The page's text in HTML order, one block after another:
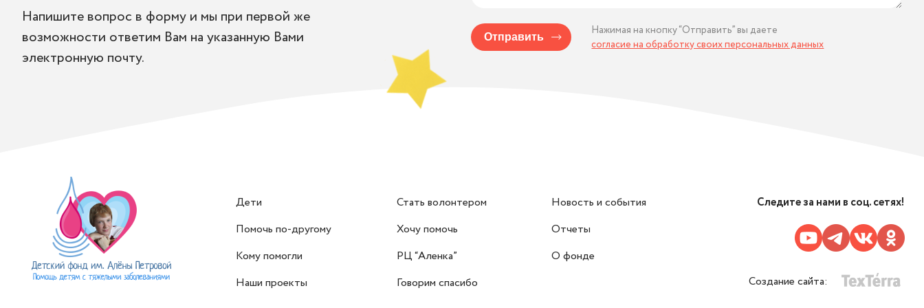
Напишите вопрос в форму и мы при первой же
возможности ответим Вам на указанную Вами
электронную почту.
Отправить
Нажимая на кнопку “Отправить” вы даете
согласие на обработку своих персональных данных
Дети
Помочь по-другому
Кому помогли
Наши проекты
Стать волонтером
Хочу помочь
РЦ “Аленка”
Говорим спасибо
Новость и события
Отчеты
О фонде
Следите за нами в соц. сетях!
Создание сайта: